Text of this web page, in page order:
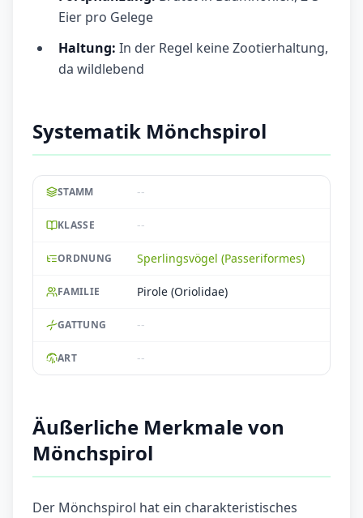
Eier pro Gelege
Haltung: In der Regel keine Zootierhaltung,
da wildlebend
Systematik Mönchspirol
STAMM --
KLASSE --
ORDNUNG Sperlingsvögel (Passeriformes)
FAMILIE Pirole (Oriolidae)
GATTUNG --
ART --
Äußerliche Merkmale von
Mönchspirol
Der Mönchspirol hat ein charakteristisches